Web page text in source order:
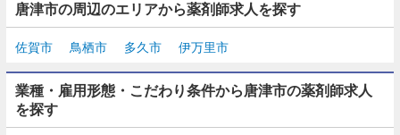
唐津市の周辺のエリアから薬剤師求人を探す
佐賀市 鳥栖市 多久市 伊万里市
業種・雇用形態・こだわり条件から唐津市の薬剤師求人
を探す